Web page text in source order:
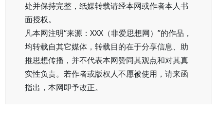
处并保持完整，纸媒转载请经本网或作者本人书
面授权。
凡本网注明“来源：XXX（非爱思想网）”的作品，
均转载自其它媒体，转载目的在于分享信息、助
推思想传播，并不代表本网赞同其观点和对其真
实性负责。若作者或版权人不愿被使用，请来函
指出，本网即予改正。